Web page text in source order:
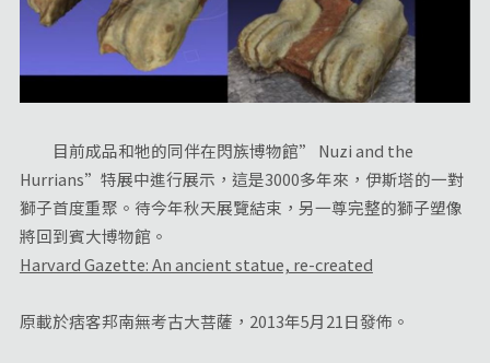
目前成品和牠的同伴在閃族博物館” Nuzi and the
Hurrians”特展中進行展示，這是3000多年來，伊斯塔的一對
獅子首度重聚。待今年秋天展覽結束，另一尊完整的獅子塑像
將回到賓大博物館。
Harvard Gazette: An ancient statue, re-created
原載於痞客邦南無考古大菩薩，2013年5月21日發佈。